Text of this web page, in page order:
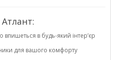
в будь-який інтер’єр
для вашого комфорту